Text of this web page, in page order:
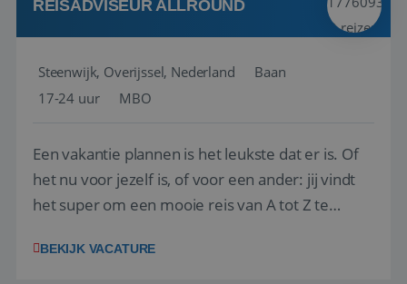
REISADVISEUR ALLROUND
Steenwijk, Overijssel, Nederland
Baan
17-24 uur
MBO
Een vakantie plannen is het leukste dat er is. Of
het nu voor jezelf is, of voor een ander: jij vindt
het super om een mooie reis van A tot Z te
vakantiegangers de meest prachtige plekjes op
BEKIJK VACATURE